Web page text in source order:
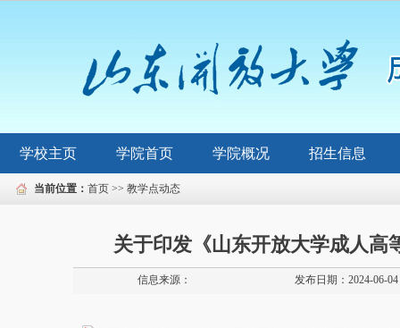
学校主页 学院首页 学院概况 招生信息
当前位置： 首页 >> 教学点动态
关于印发《山东开放大学成人高
信息来源： 发布日期：2024-06-04